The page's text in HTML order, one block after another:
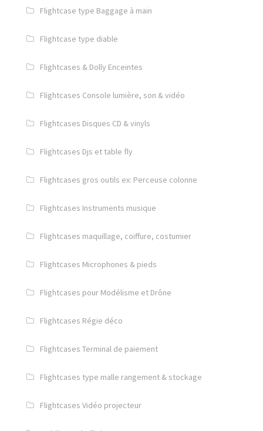
Flightcase type Baggage à main
Flightcase type diable
Flightcases & Dolly Enceintes
Flightcases Console lumière, son & vidéo
Flightcases Disques CD & vinyls
Flightcases Djs et table fly
Flightcases gros outils ex: Perceuse colonne
Flightcases Instruments musique
Flightcases maquillage, coiffure, costumier
Flightcases Microphones & pieds
Flightcases pour Modélisme et Drône
Flightcases Régie déco
Flightcases Terminal de paiement
Flightcases type malle rangement & stockage
Flightcases Vidéo projecteur